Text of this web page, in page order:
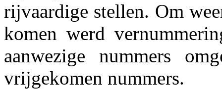
rijvaardige stellen. Om
komen werd
aanwezige nummers
vrijgekomen nummers.